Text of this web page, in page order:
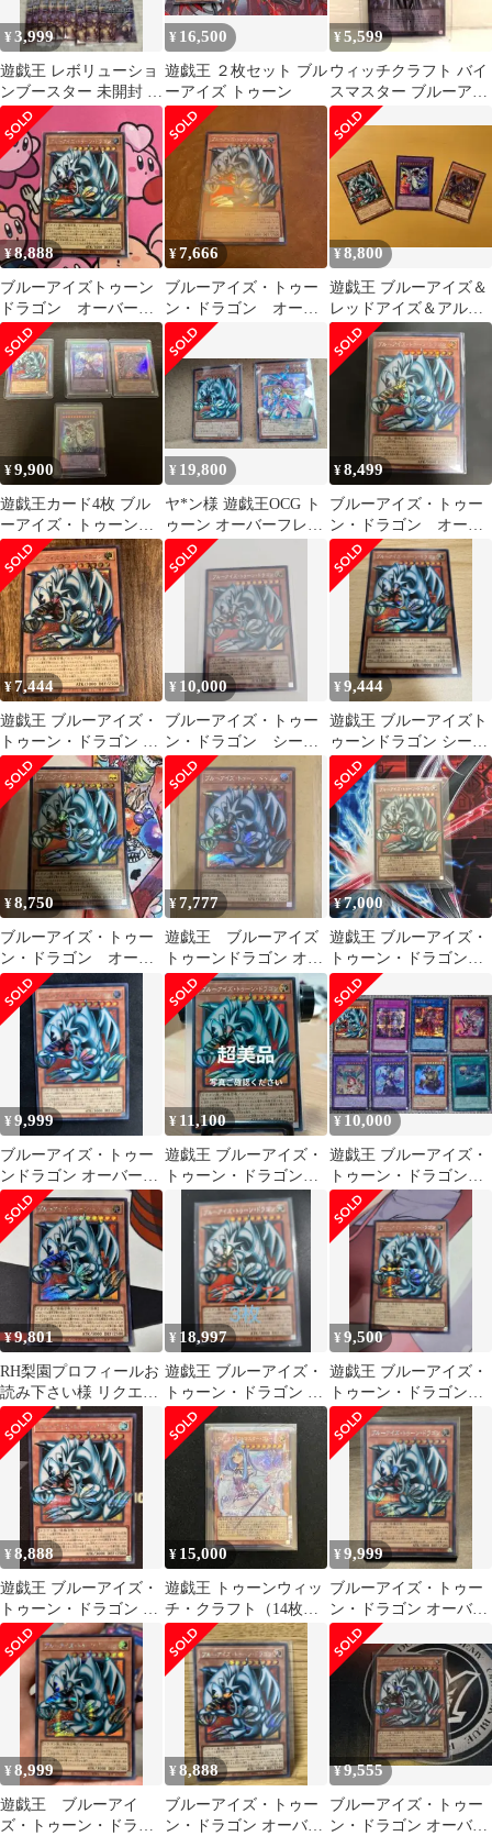
¥3,999
遊戯王 レボリューショ
ンブースター 未開封 59
パック
¥ 16,500
遊戯王 ２枚セット ブル
ーアイズ トゥーン
¥5,599
ウィッチクラフト バイ
スマスター ブルーアイ
ズ ウルトラ 遊戯王 2枚
セット
¥8,888
ブルーアイズトゥーン
ドラゴン オーバーフ
レームシークレット1枚
¥7,666
ブルーアイズ・トゥー
ン・ドラゴン オーバ
ーフレーム
¥8,800
遊戯王 ブルーアイズ＆
レッドアイズ＆アルテ
ィメットトゥーン ドラ
ゴン 3枚セット
¥9,900
遊戯王カード4枚 ブル
ーアイズ・トゥーン・
ドラゴン オーバーフレ
ーム
¥ 19,800
ヤ*ン様 遊戯王OCG ト
ゥーン オーバーフレー
ムレアシークレットセ
ット
¥8,499
ブルーアイズ・トゥー
ン・ドラゴン オーバ
ーフレーム シークレッ
ト
¥7,444
遊戯王 ブルーアイズ・
トゥーン・ドラゴン オ
ーバーフレーム
¥ 10,000
ブルーアイズ・トゥー
ン・ドラゴン シーク
レット オーバーフレ
ーム
¥9,444
遊戯王 ブルーアイズト
ゥーンドラゴン シーク
レット オーバーフレー
ム
¥8,750
ブルーアイズ・トゥー
ン・ドラゴン オーバ
ーフレーム シークレ
ット
¥7,777
遊戯王 ブルーアイズ
トゥーンドラゴン オー
バーフレーム シーク
レット シク
¥7,000
遊戯王 ブルーアイズ・
トゥーン・ドラゴン
オーバーフレーム
¥9,999
ブルーアイズ・トゥー
ンドラゴン オーバーフ
レームレア 1枚
¥ 11,100
遊戯王 ブルーアイズ・
トゥーン・ドラゴン
オーバーフレーム
¥10,000
遊戯王 ブルーアイズ・
トゥーン・ドラゴン
オーバーフレームレア
他
¥9,801
RH梨園プロフィールお
読み下さい様 リクエス
ト 2点 まとめ商品
¥ 18,997
遊戯王 ブルーアイズ・
トゥーン・ドラゴン シ
ークレット オーバーフ
レーム アジア
¥9,500
遊戯王 ブルーアイズ・
トゥーン・ドラゴン
オーバーフレームシー
クレット おまけ有
¥8,888
遊戯王 ブルーアイズ・
トゥーン・ドラゴン オ
ーバーフレーム
¥ 15,000
遊戯王 トゥーンウィッ
チ・クラフト（14枚セ
ット）
¥9,999
ブルーアイズ・トゥー
ン・ドラゴン オーバー
フレームシークレット
¥8,999
遊戯王 ブルーアイ
ズ・トゥーン・ドラゴ
¥8,888
ブルーアイズ・トゥー
ン・ドラゴン オーバー
¥9,555
ブルーアイズ・トゥー
ン・ドラゴン オーバー